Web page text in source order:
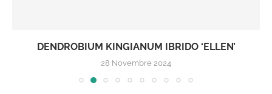
DENDROBIUM KINGIANUM IBRIDO ‘ELLEN’
28 Novembre 2024